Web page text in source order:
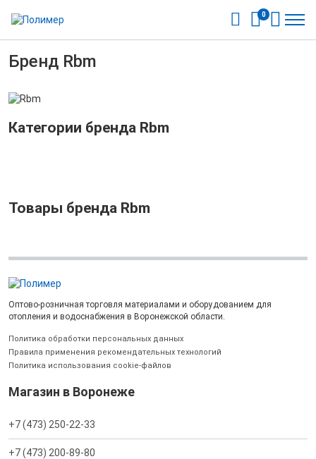
0
Бренд Rbm
Категории бренда Rbm
Товары бренда Rbm
Оптово-розничная торговля материалами и оборудованием для
отопления и водоснабжения в Воронежской области.
Политика обработки персональных данных
Правила применения рекомендательных технологий
Политика использования cookie-файлов
Магазин в Воронеже
+7 (473) 250-22-33
+7 (473) 200-89-80